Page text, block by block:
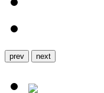
prev next